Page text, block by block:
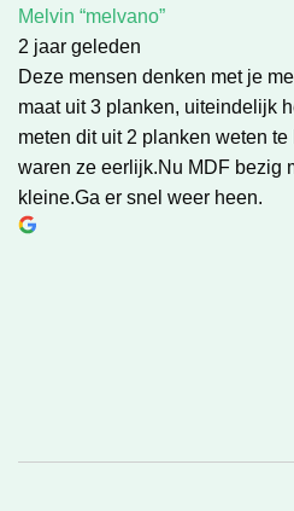
Melvin “melvano”
2 jaar geleden
Deze mensen denken met je
maat uit 3 planken, uiteindelijk
meten dit uit 2 planken weten te
waren ze eerlijk.Nu MDF bezig
kleine.Ga er snel weer heen.